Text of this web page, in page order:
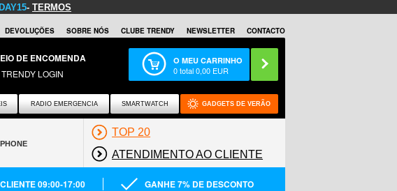
- TERMOS
DEVOLUÇÕES SOBRE NÓS CLUBE TRENDY NEWSLETTER CONTACTO
DE ENCOMENDA
LOGIN
O MEU CARRINHO
0total0,00 EUR
RADIO EMERGENCIA SMARTWATCH GADGETS DE VERÃO
TOP 20
ATENDIMENTO AO CLIENTE
09:00-17:00 GANHE 7% DE DESCONTO